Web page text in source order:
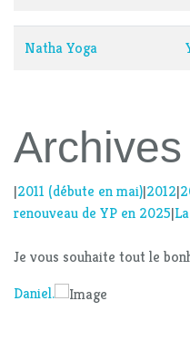
Natha Yoga
Archives
|2011 (débute en mai)|2012|
renouveau de YP en 2025|
Je vous souhaite tout le
Daniel.